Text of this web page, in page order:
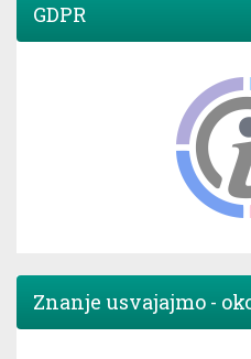
GDPR
Znanje usvajajmo -